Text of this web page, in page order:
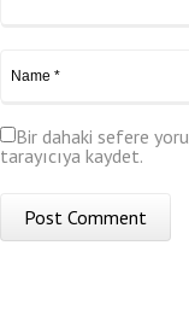
Bir dahaki sefere
tarayıcıya kaydet.